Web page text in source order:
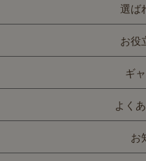
選ば
お役
ギ
よく
お